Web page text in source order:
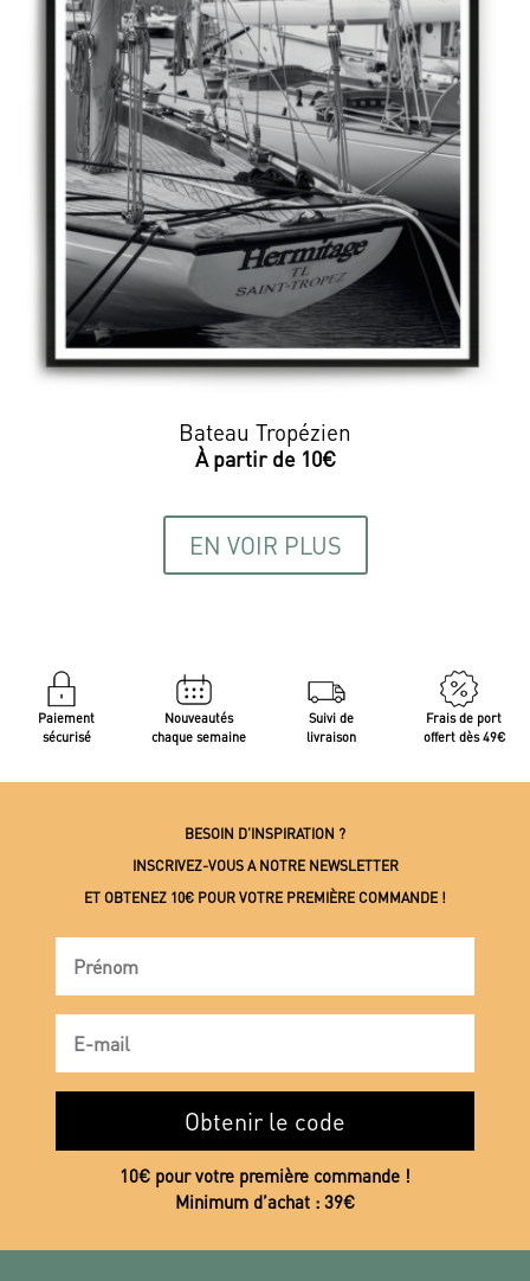
Bateau Tropézien
EN VOIR PLUS
Paiement
sécurisé
Nouveautés
chaque semaine
Suivi de
livraison
Frais de port
offert dès 49€
BESOIN D’INSPIRATION ?
INSCRIVEZ-VOUS A NOTRE NEWSLETTER
ET OBTENEZ 10€ POUR VOTRE PREMIÈRE COMMANDE !
Obtenir le code
10€ pour votre première commande !
Minimum d’achat : 39€